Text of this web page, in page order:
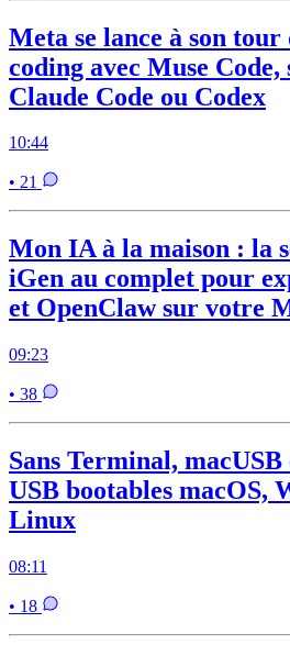
Meta se lance à son tour
coding avec Muse Code,
Claude Code ou Codex
10:44
• 21
Mon IA à la maison : la
iGen au complet pour
et OpenClaw sur votre
09:23
• 38
Sans Terminal, macUSB
USB bootables macOS,
Linux
08:11
• 18